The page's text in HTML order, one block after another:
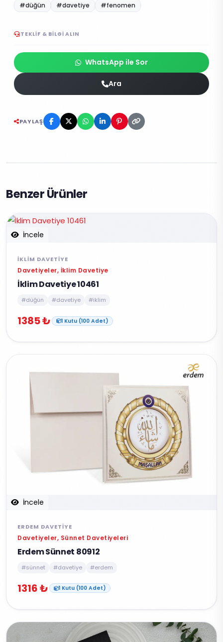
#düğün #davetiye #fenomen
TEKLIF & BILGI ALIN
WhatsApp ile Sor
Ara
PAYLAŞ
Benzer Ürünler
İncele
İKLIM DAVETIYE
Davetiyeler, İklim Davetiye
İklim Davetiye 10461
#düğün #davetiye #iklim
1385 ₺ 1 Kutu (100 Adet)
İncele
ERDEM DAVETIYE
Davetiyeler, Sünnet Davetiyeleri
Erdem Sünnet 80912
#sünnet #davetiye #erdem
1316 ₺ 1 Kutu (100 Adet)